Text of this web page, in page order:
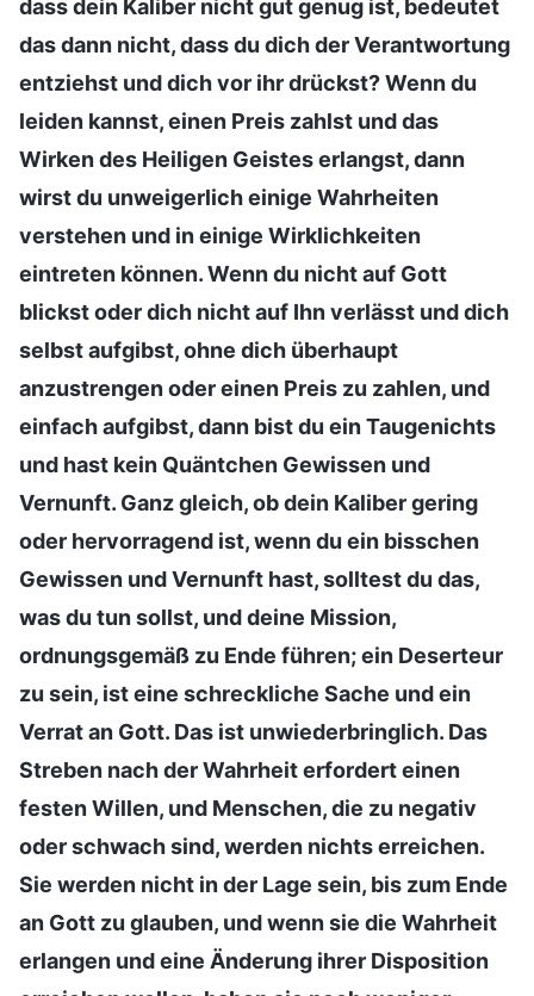
dass dein Kaliber nicht gut genug ist, bedeutet
das dann nicht, dass du dich der Verantwortung
entziehst und dich vor ihr drückst? Wenn du
leiden kannst, einen Preis zahlst und das
Wirken des Heiligen Geistes erlangst, dann
wirst du unweigerlich einige Wahrheiten
verstehen und in einige Wirklichkeiten
eintreten können. Wenn du nicht auf Gott
blickst oder dich nicht auf Ihn verlässt und dich
selbst aufgibst, ohne dich überhaupt
anzustrengen oder einen Preis zu zahlen, und
einfach aufgibst, dann bist du ein Taugenichts
und hast kein Quäntchen Gewissen und
Vernunft. Ganz gleich, ob dein Kaliber gering
oder hervorragend ist, wenn du ein bisschen
Gewissen und Vernunft hast, solltest du das,
was du tun sollst, und deine Mission,
ordnungsgemäß zu Ende führen; ein Deserteur
zu sein, ist eine schreckliche Sache und ein
Verrat an Gott. Das ist unwiederbringlich. Das
Streben nach der Wahrheit erfordert einen
festen Willen, und Menschen, die zu negativ
oder schwach sind, werden nichts erreichen.
Sie werden nicht in der Lage sein, bis zum Ende
an Gott zu glauben, und wenn sie die Wahrheit
erlangen und eine Änderung ihrer Disposition